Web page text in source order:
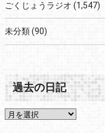
ごくじょうラジオ (1,547)
未分類(90)
過去の日記